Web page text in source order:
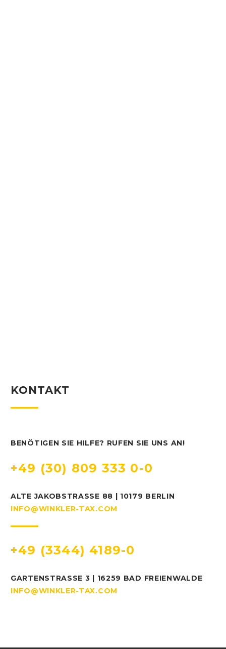
KONTAKT
BENÖTIGEN SIE HILFE? RUFEN SIE UNS AN!
+49 (30) 809 333 0-0
ALTE JAKOBSTRASSE 88 | 10179 BERLIN
INFO@WINKLER-TAX.COM
+49 (3344) 4189-0
GARTENSTRASSE 3 | 16259 BAD FREIENWALDE
INFO@WINKLER-TAX.COM